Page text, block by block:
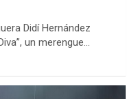
Didí Hernández
un merengue…